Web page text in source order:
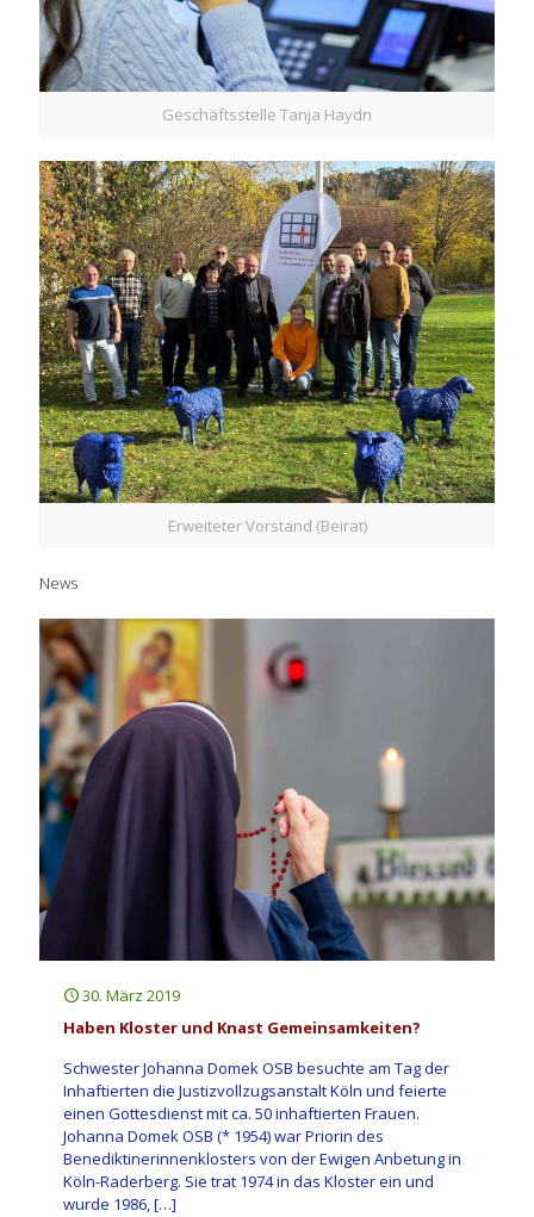
Geschäftsstelle Tanja Haydn
Erweiteter Vorstand (Beirat)
News
30. März 2019
Haben Kloster und Knast Gemeinsamkeiten?
Schwester Johanna Domek OSB besuchte am Tag der
Inhaftierten die Justizvollzugsanstalt Köln und feierte
einen Gottesdienst mit ca. 50 inhaftierten Frauen.
Johanna Domek OSB (* 1954) war Priorin des
Benediktinerinnenklosters von der Ewigen Anbetung in
Köln-Raderberg. Sie trat 1974 in das Kloster ein und
wurde 1986,[…]